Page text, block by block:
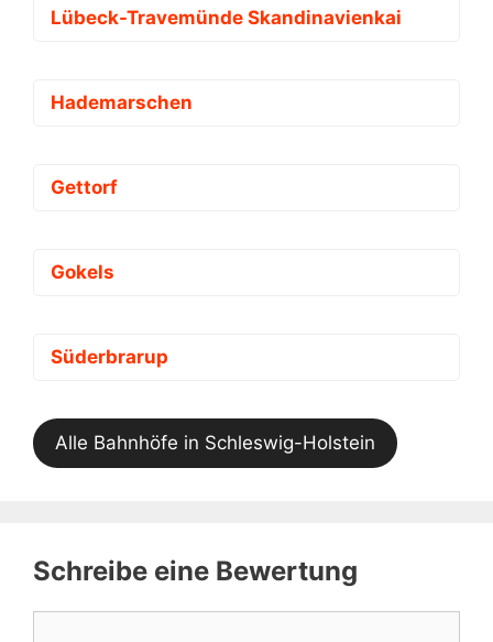
Lübeck-Travemünde Skandinavienkai
Hademarschen
Gettorf
Gokels
Süderbrarup
Alle Bahnhöfe in Schleswig-Holstein
Schreibe eine Bewertung